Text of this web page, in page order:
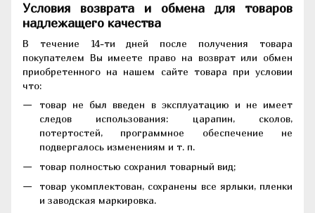
Условия возврата и обмена для товаров
надлежащего качества
В течение 14-ти дней после получения товара
покупателем Вы имеете право на возврат или обмен
приобретенного на нашем сайте товара при условии
что:
товар не был введен в эксплуатацию и не имеет
следов использования: царапин, сколов,
потертостей, программное обеспечение не
подвергалось изменениям и т. п.
товар полностью сохранил товарный вид;
товар укомплектован, сохранены все ярлыки, пленки
и заводская маркировка.